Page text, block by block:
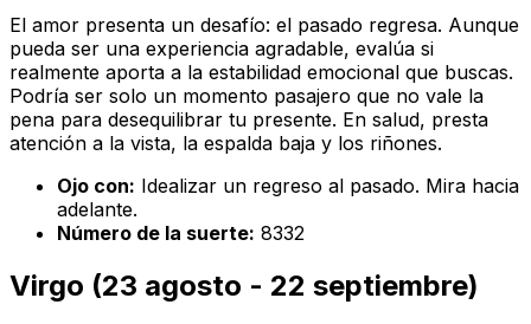
El amor presenta un desafío: el pasado regresa. Aunque
pueda ser una experiencia agradable, evalúa si
realmente aporta a la estabilidad emocional que buscas.
Podría ser solo un momento pasajero que no vale la
pena para desequilibrar tu presente. En salud, presta
atención a la vista, la espalda baja y los riñones.
Ojo con: Idealizar un regreso al pasado. Mira hacia
adelante.
Número de la suerte: 8332
Virgo (23 agosto - 22 septiembre)